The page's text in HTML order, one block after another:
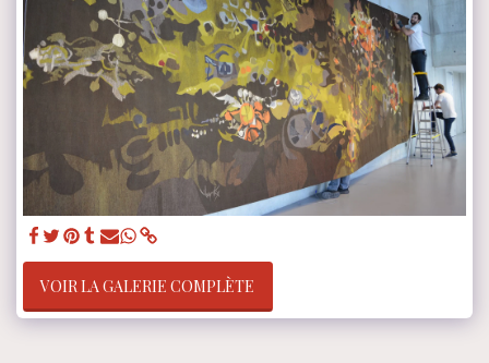
VOIR LA GALERIE COMPLÈTE